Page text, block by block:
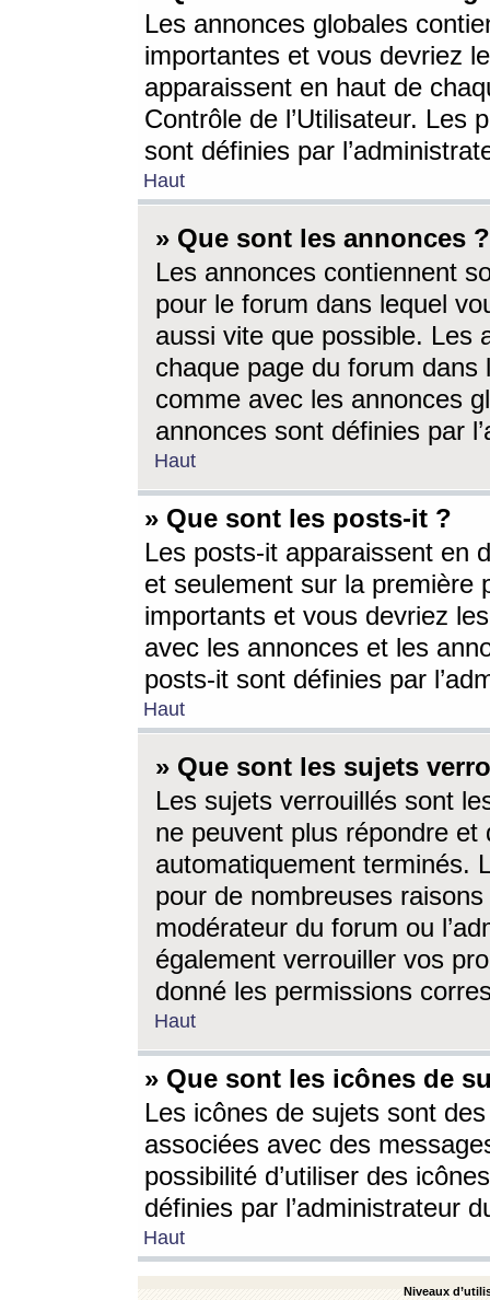
Les annonces globales
importantes et vous devriez
apparaissent en haut de
Contrôle de l’Utilisateur. Les
sont définies par
Haut
» Que sont les annonces ?
Les annonces contiennent
pour le forum dans lequel
aussi vite que possible. Les
chaque page du forum dans
comme avec les annonces
annonces sont définies par
Haut
» Que sont les posts-it ?
Les posts-it apparaissent en
et seulement sur la première
importants et vous devriez
avec les annonces et les
posts-it sont définies par
Haut
» Que sont les sujets
Les sujets verrouillés sont
ne peuvent plus répondre
automatiquement terminés.
pour de nombreuses
modérateur du forum ou
également verrouiller vos
donné les permissions
Haut
» Que sont les icônes de
Les icônes de sujets sont
associées avec des
possibilité d’utiliser des
définies par l’administrateur
Haut
Niveaux